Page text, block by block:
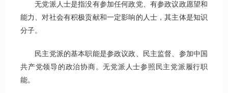
无党派人士是指没有参加任何政党、有参政议政愿望和
能力、对社会有积极贡献和一定影响的人士，其主体是知识
分子。
民主党派的基本职能是参政议政、民主监督、参加中国
共产党领导的政治协商。无党派人士参照民主党派履行职
能。